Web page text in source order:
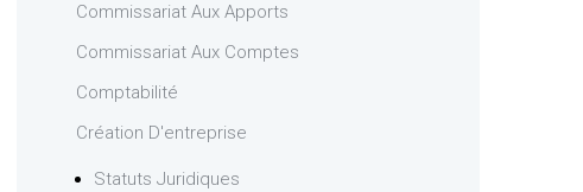
Commissariat Aux Apports
Commissariat Aux Comptes
Comptabilité
Création D'entreprise
Statuts Juridiques